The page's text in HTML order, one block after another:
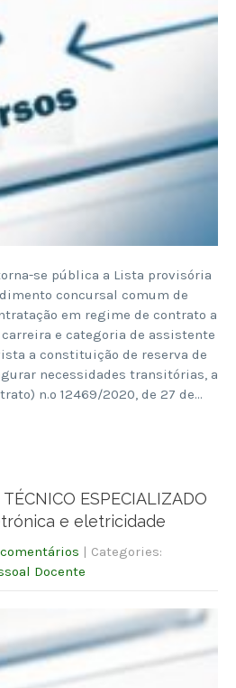
se pública a Lista provisória
concursal comum de
em regime de contrato a
e categoria de assistente
a constituição de reserva de
necessidades transitórias, a
n.º 12469/2020, de 27 de…
ESPECIALIZADO
e eletricidade
| Categories:
Docente